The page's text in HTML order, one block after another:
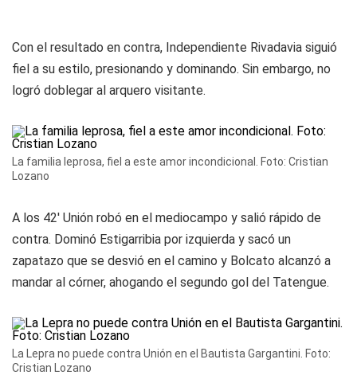
Con el resultado en contra, Independiente Rivadavia siguió
fiel a su estilo, presionando y dominando. Sin embargo, no
logró doblegar al arquero visitante.
La familia leprosa, fiel a este amor incondicional. Foto: Cristian
Lozano
A los 42' Unión robó en el mediocampo y salió rápido de
contra. Dominó Estigarribia por izquierda y sacó un
zapatazo que se desvió en el camino y Bolcato alcanzó a
mandar al córner, ahogando el segundo gol del Tatengue.
La Lepra no puede contra Unión en el Bautista Gargantini. Foto:
Cristian Lozano